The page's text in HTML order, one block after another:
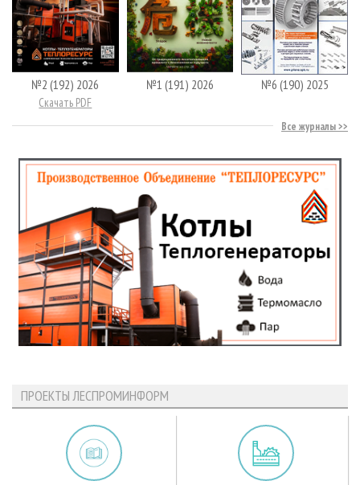
№2 (192) 2026
Скачать PDF
№1 (191) 2026 №6 (190) 2025
Все журналы
ПРОЕКТЫ ЛЕСПРОМИНФОРМ